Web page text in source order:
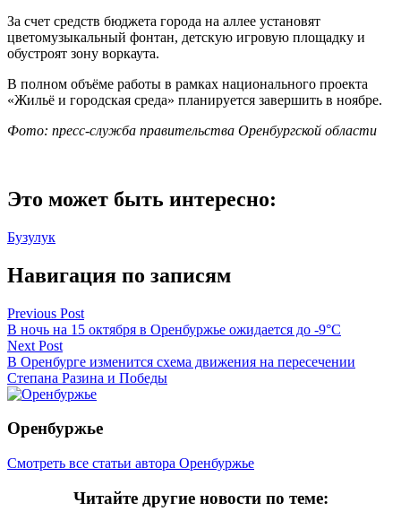
За счет средств бюджета города на аллее установят
цветомузыкальный фонтан, детскую игровую площадку и
обустроят зону воркаута.
В полном объёме работы в рамках национального проекта
«Жильё и городская среда» планируется завершить в ноябре.
Фото: пресс-служба правительства Оренбургской области
Это может быть интересно:
Бузулук
Навигация по записям
Previous Post
В ночь на 15 октября в Оренбуржье ожидается до -9°C
Next Post
В Оренбурге изменится схема движения на пересечении
Степана Разина и Победы
Оренбуржье
Смотреть все статьи автора Оренбуржье
Читайте другие новости по теме: